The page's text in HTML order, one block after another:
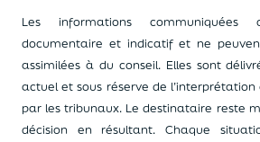
Les informations
documentaire et indicatif et ne
assimilées à du conseil. Elles sont
actuel et sous réserve de
par les tribunaux. Le destinataire reste
décision en résultant. Chaque